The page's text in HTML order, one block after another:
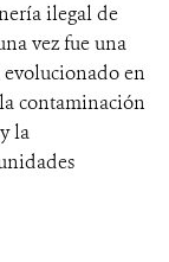
ilegal de
vez fue una
evolucionado en
contaminación
la